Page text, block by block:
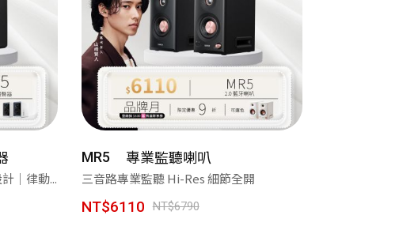
個人劇院帶著走
其境
聲音之旅
次聲效
｜律動...
MR5 專業監聽喇叭
三音路專業監聽 Hi-Res 細節全開
NT$6110 NT$6790